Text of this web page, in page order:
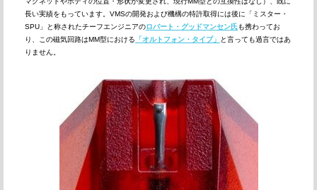
長い実績をもっています。VMSの開発および機構の特許取得には後に「ミスター・
SPU」と称されたチーフエンジニアのロバート・グッドマンセン氏も携わってお
り、この磁気回路はMM型における 「オルトフォン・タイプ」
と言っても過言ではあ
りません。